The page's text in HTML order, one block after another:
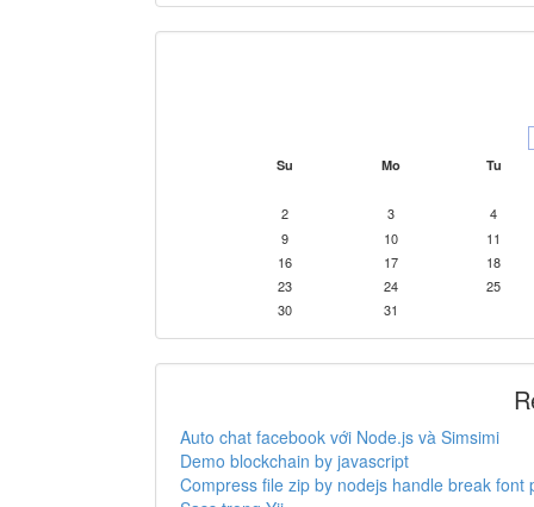
Su Mo Tu
2 3
4
9
10
11
16
17
18
23
24
25
30
31
Auto chat facebook với Node.js và Simsimi
Demo blockchain by javascript
Compress file zip by nodejs handle break font